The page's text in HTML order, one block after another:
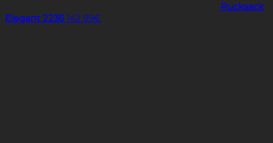
Rucksack
Elegant 2236 142,99€